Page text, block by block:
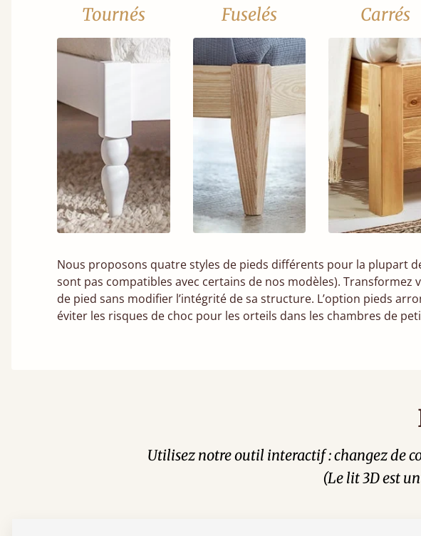
Tournés Fuselés Carrés
Nous proposons quatre styles de pieds différents pour la plupart
sont pas compatibles avec certains de nos modèles). Transformez
de pied sans modifier l’intégrité de sa structure. L’option pieds
éviter les risques de choc pour les orteils dans les chambres de
Utilisez notre outil interactif : changez de
(Le lit 3D est